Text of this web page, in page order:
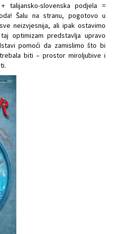
talijansko-slovenska podjela =
Šalu na stranu, pogotovo u
neizvjesnija, ali ipak ostavimo
optimizam predstavlja upravo
pomoći da zamislimo što bi
biti – prostor miroljubive i